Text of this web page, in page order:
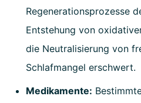
Regenerationsprozesse
Entstehung von
die Neutralisierung von
Schlafmangel erschwert.
Medikamente: